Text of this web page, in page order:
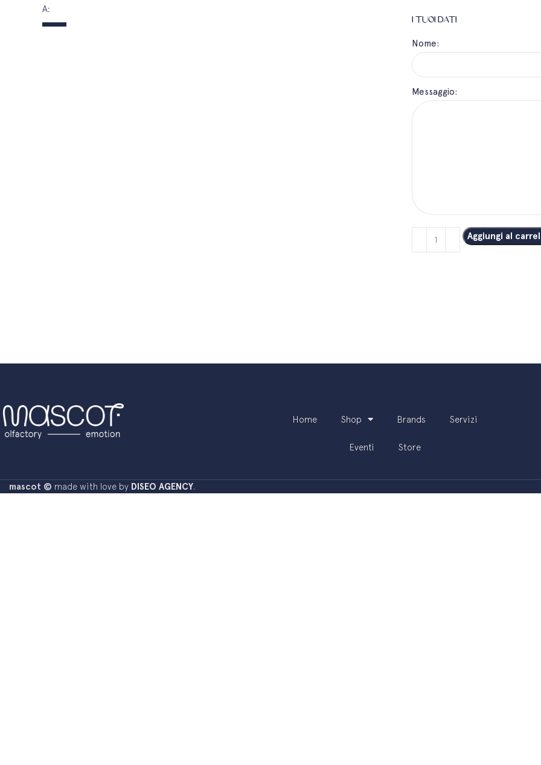
A:
I TUOI DATI
Nome:
Messaggio:
Aggiungi al
Home Shop Brands Servizi
Eventi Store
mascot © made with love by DISEO AGENCY.